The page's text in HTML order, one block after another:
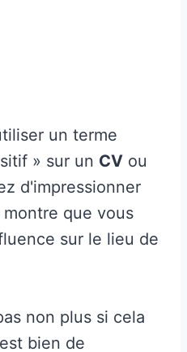
un terme
» sur un CV ou
d'impressionner
que vous
sur le lieu de
non plus si cela
bien de